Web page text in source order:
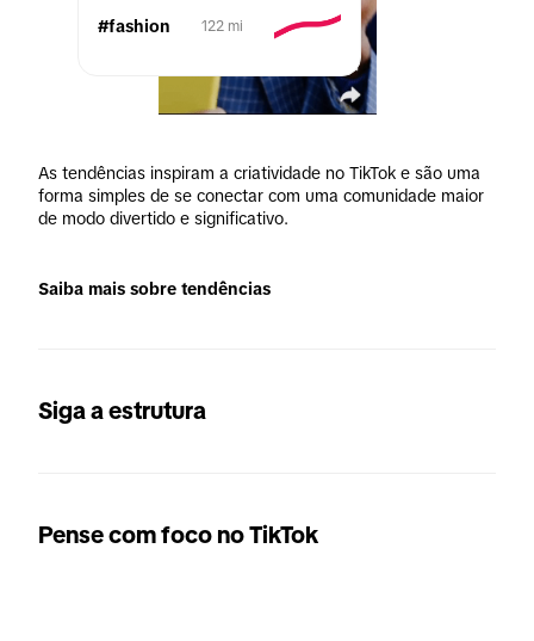
#fashion 122 mi
As tendências inspiram a criatividade no TikTok e são uma
forma simples de se conectar com uma comunidade maior
de modo divertido e significativo.
Saiba mais sobre tendências
Siga a estrutura
Pense com foco no TikTok